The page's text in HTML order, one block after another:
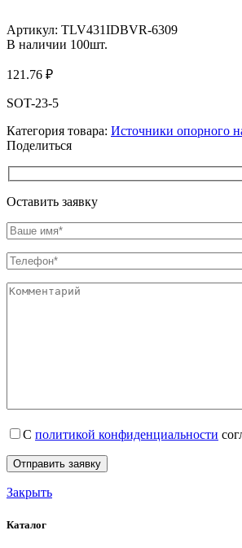
Артикул: TLV431IDBVR-6309
В наличии 100шт.
121.76 ₽
SOT-23-5
Категория товара: Источники опорного
Поделиться
Оставить заявку
С политикой конфиденциальности
Закрыть
Каталог